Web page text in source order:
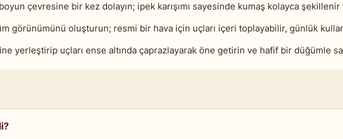
çevresine bir kez dolayın; ipek karışımı sayesinde kumaş kolayca şekillenir
görünümünü oluşturun; resmi bir hava için uçları içeri toplayabilir, günlük
yerleştirip uçları ense altında çaprazlayarak öne getirin ve hafif bir düğümle